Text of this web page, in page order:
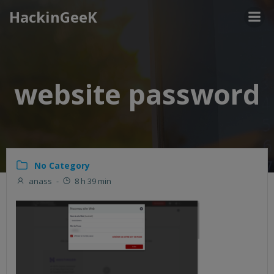
HackinGeeK
website password
No Category
anass - 8 h 39 min